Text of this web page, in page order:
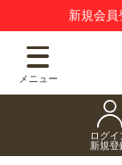
新規会員
メニュー
ログイ
新規登